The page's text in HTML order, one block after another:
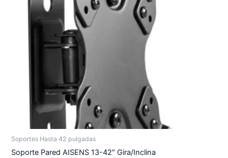
Soportes Hasta 42 pulgadas
Soporte Pared AISENS 13-42″ Gira/Inclina